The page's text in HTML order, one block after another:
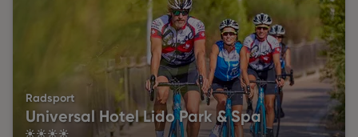
Radsport
Universal Hotel Lido Park & Spa